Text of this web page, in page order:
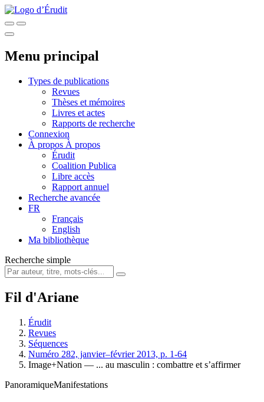
Menu principal
Types de publications
Revues
Thèses et mémoires
Livres et actes
Rapports de recherche
Connexion
À propos À propos
Érudit
Coalition Publica
Libre accès
Rapport annuel
Recherche avancée
FR
Français
English
Ma bibliothèque
Recherche simple
Fil d'Ariane
Érudit
Revues
Séquences
Numéro 282, janvier–février 2013, p. 1-64
Image+Nation — ... au masculin : combattre et s’affirmer
PanoramiqueManifestations